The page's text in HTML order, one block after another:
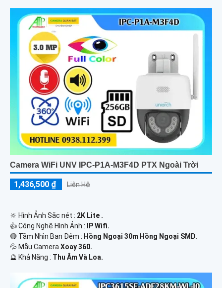
Camera WiFi UNV IPC-P1A-M3F4D PTX Ngoài Trời
1,436,500 ₫ Liên Hệ
🔆 Hình Ảnh Sắc nét : 2K Lite .
👍 Công Nghệ Hình Ảnh :
IP Wifi.
🔴 Tầm Nhìn Ban Đêm : Hồng Ngoại 30m Hồng Ngoại SMD.
💦 Mẫu Camera Xoay 360.
️🔮 Khả Năng : Thu Âm Và Loa.